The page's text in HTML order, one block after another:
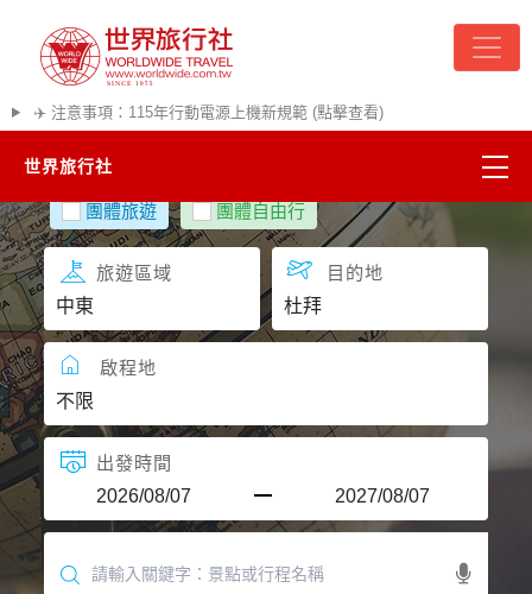
✈️ 注意事項：115年行動電源上機新規範 (點擊查看)
世界旅行社
精彩越南
熱門韓國
超夯日本
悠遊美加
遊輪河輪
世界臻旅
團體旅遊 團體自由行
旅遊區域 目的地
啟程地
出發時間